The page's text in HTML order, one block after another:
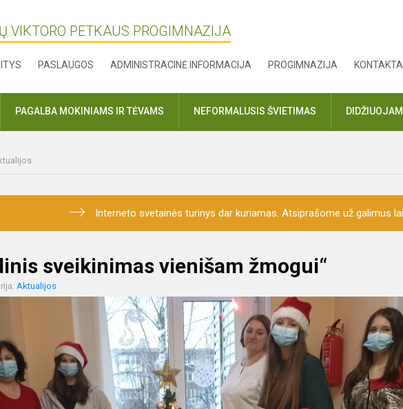
VIKTORO PETKAUS PROGIMNAZIJA
PASLAUGOS ADMINISTRACINĖ INFORMACIJA PROGIMNAZIJA KONTAKTAI
PAGALBA MOKINIAMS IR TĖVAMS NEFORMALUSIS ŠVIETIMAS
Interneto svetainės turinys dar kuriamas. Atsiprašome už galimus
sveikinimas vienišam žmogui“
Aktualijos